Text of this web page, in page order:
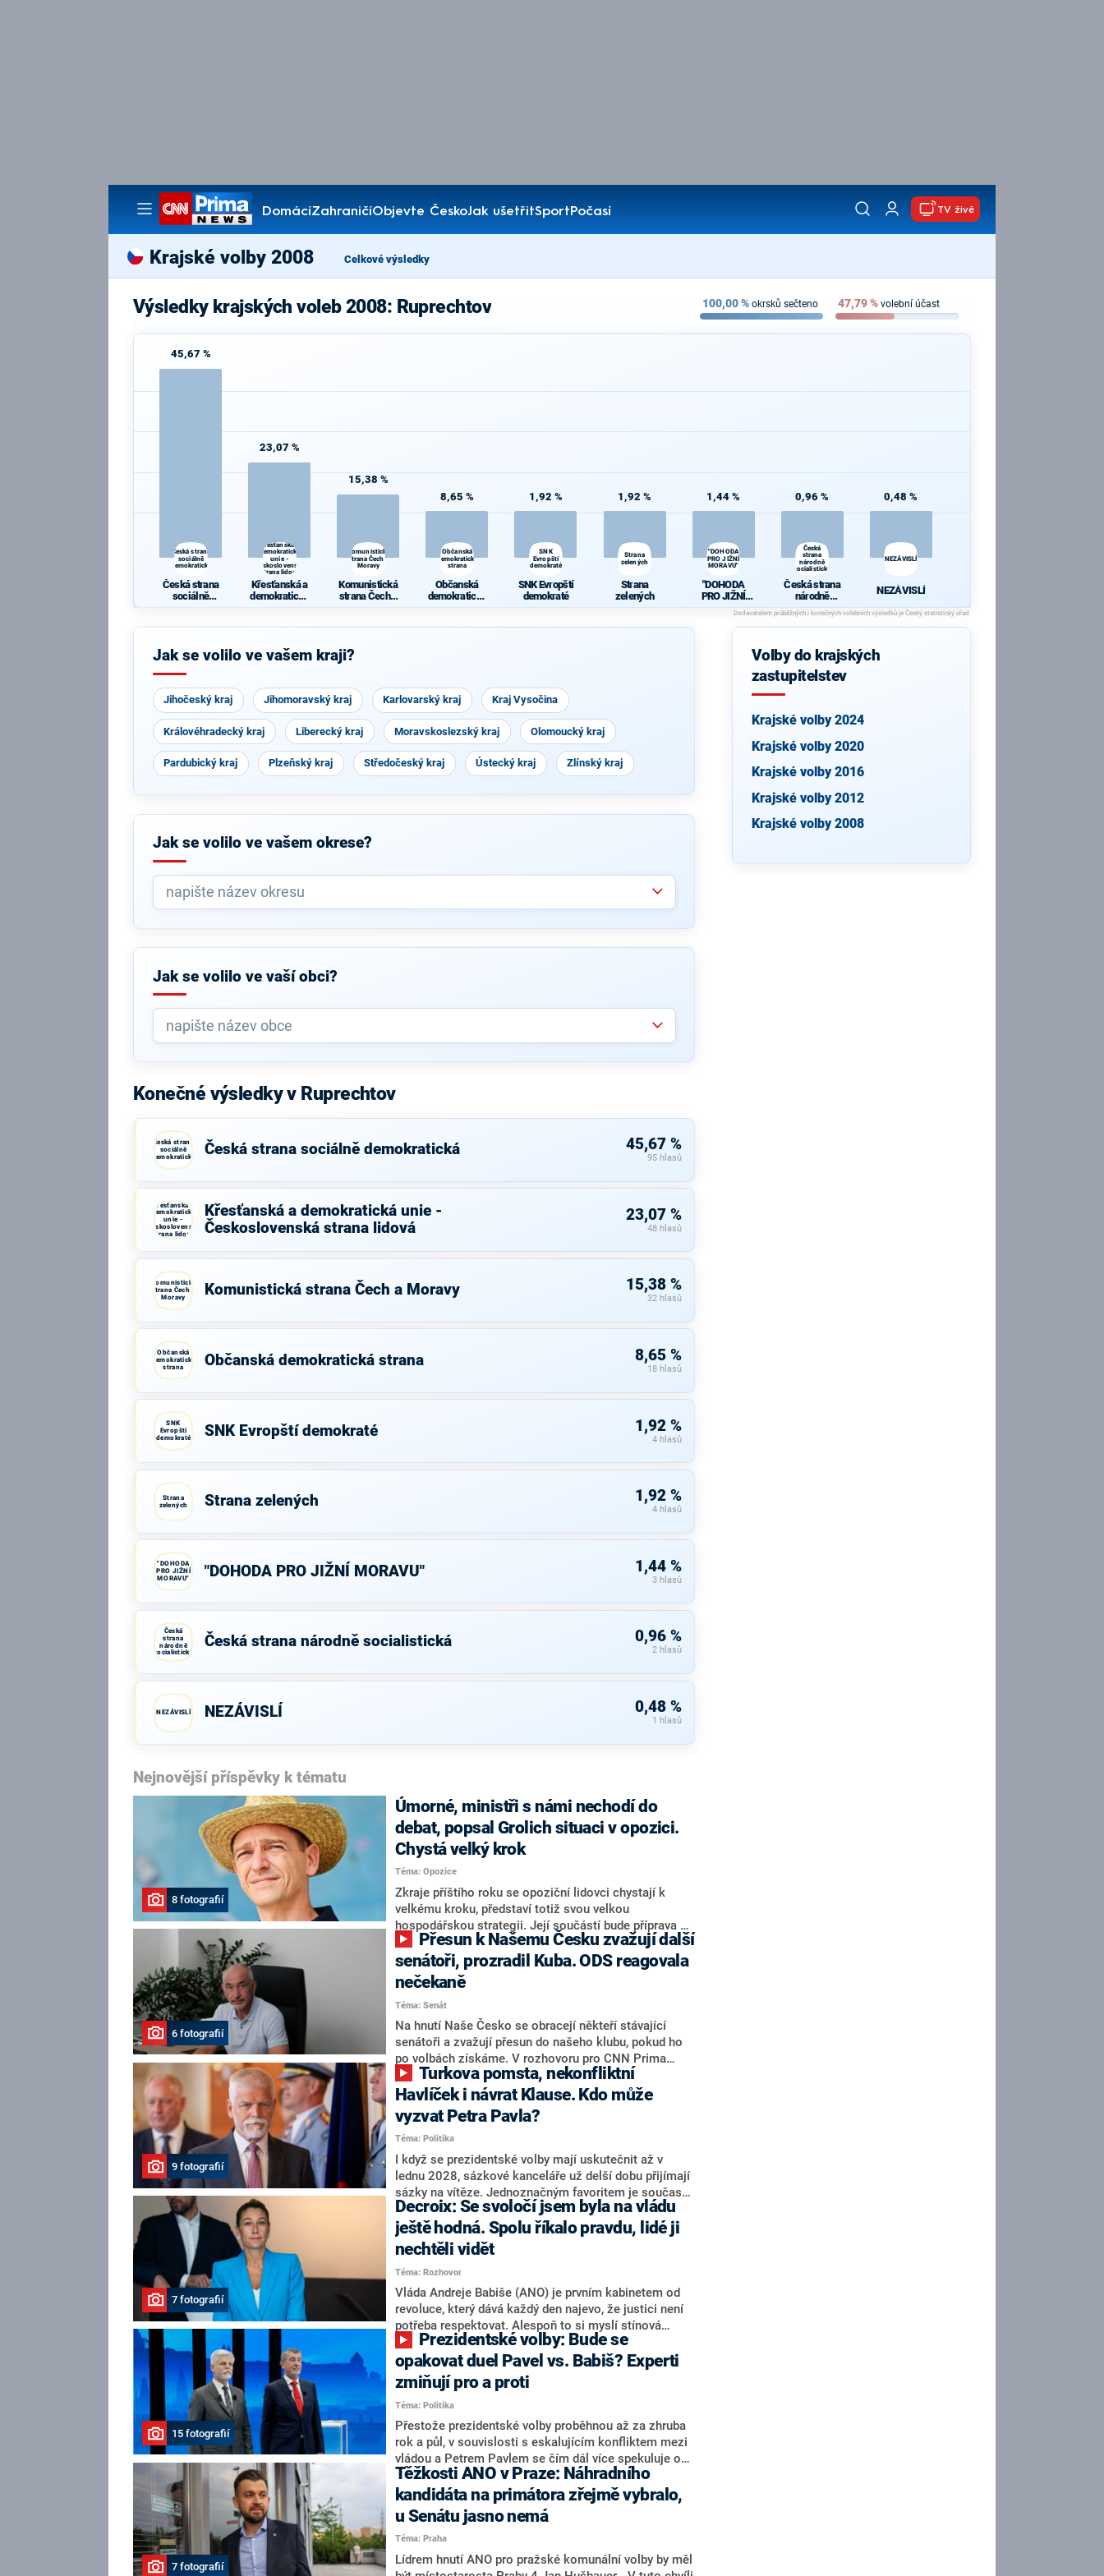
DomácíZahraničíObjevte ČeskoJak ušetřitSportPočasí
Pořady
TV živě
Krajské volby 2008 Celkové výsledky
Výsledky krajských voleb 2008: Ruprechtov 100,00% okrsků sečteno 47,79% volební účast
45,67 %
Česká strana
sociálně
demokratická
Česká strana
sociálně
23,07 %
Křesťanská a
demokratická
unie -
Československá
strana lidová
Křesťanská a
demokratická
ká strana
15,38 %
Komunistická
strana Čech a
Moravy
Komunistická
strana Čech a
8,65 %
Občanská
demokratická
strana
Občanská
demokratická
1,92 %
SNK
Evropští
demokraté
SNK Evropští
demokraté
1,92 %
Strana
zelených
Strana
zelených
1,44 %
"DOHODA
PRO JIŽNÍ
MORAVU"
"DOHODA
PRO JIŽNÍ
MORAVU"
0,96 %
Česká
strana
národně
socialistická
Česká strana
národně
socialistická
0,48 %
NEZÁVISLÍ
NEZÁVISLÍ
Jak se volilo ve vašem kraji?
Jihočeský kraj Jihomoravský kraj Karlovarský kraj Kraj Vysočina
Královéhradecký kraj Liberecký kraj Moravskoslezský kraj Olomoucký kraj
Pardubický kraj Plzeňský kraj Středočeský kraj Ústecký kraj Zlínský kraj
Jak se volilo ve vašem okrese?
Jak se volilo ve vaší obci?
Konečné výsledky v Ruprechtov
Česká strana
sociálně
demokratická
Česká strana sociálně demokratická 45,67 %
95 hlasů
Křesťanská a
demokratická
unie -
Československá
strana lidová
Křesťanská a demokratická unie -
Československá strana lidová
23,07 %
48 hlasů
Komunistická
strana Čech a
Moravy
Komunistická strana Čech a Moravy 15,38 %
32 hlasů
Občanská
demokratická
strana
Občanská demokratická strana 8,65 %
18 hlasů
SNK
Evropští
demokraté
SNK Evropští demokraté 1,92 %
4 hlasů
Strana
zelených
Strana zelených 1,92 %
4 hlasů
"DOHODA
PRO JIŽNÍ
MORAVU"
"DOHODA PRO JIŽNÍ MORAVU" 1,44 %
3 hlasů
Česká
strana
národně
socialistická
Česká strana národně socialistická 0,96 %
2 hlasů
NEZÁVISLÍ NEZÁVISLÍ 0,48 %
1 hlasů
Nejnovější příspěvky k tématu
8 fotografií
Úmorné, ministři s námi nechodí do
debat, popsal Grolich situaci v opozici.
Chystá velký krok
Téma: Opozice
Zkraje příštího roku se opoziční lidovci chystají k
velkému kroku, představí totiž svou velkou
hospodářskou strategii. Její součástí bude příprava na
stárnutí populace, řekl ve středu na setkání s novináři
nový předseda lidovců Jan Grolich. Ten zároveň v
senátních volbách kandiduje ve Vyškově. Popsal i
aktivitu opozice, o níž vládní strany nebo političtí
komentátoři mluví jako o slabé a v defenzivě. „Je to
úmorná práce upozorňovat na chyby vlády. Ministři s
námi navíc nechodí do debat. Chceme ale ukazovat
svoje témata,“ odpověděl Grolich na dotaz CNN Prima
NEWS.
6 fotografií
senátoři, prozradil Kuba. ODS reagovala
nečekaně
Téma: Senát
Na hnutí Naše Česko se obracejí někteří stávající
senátoři a zvažují přesun do našeho klubu, pokud ho
po volbách získáme. V rozhovoru pro CNN Prima
NEWS to řekl zakladatel hnutí a jihočeský hejtman
Martin Kuba. Konkrétní nebyl, ale získat by takto mohl
například senátora Zdeňka Hrabu, který je dnes
součástí klubu ODS a TOP 09. Hraba to na dotaz
redakce nevyloučil. Předseda klubu senátorů ODS
Zdeněk Nytra redakci řekl, že počítá s odchodem
některých senátorů z klubu a že Naše Česko není
nepřítel, ale soupeř.
9 fotografií
Havlíček i návrat Klause. Kdo může
vyzvat Petra Pavla?
Téma: Politika
I když se prezidentské volby mají uskutečnit až v
lednu 2028, sázkové kanceláře už delší dobu přijímají
sázky na vítěze. Jednoznačným favoritem je současná
hlava státu Petr Pavel. Daleko za ním pak bookmakeři
zmiňují dva výrazné politiky ANO, tedy premiéra
Andreje Babiše a ministra průmyslu Karla Havlíčka.
Oblíbeným tipem samotných sázkařů je poslanec za
Motoristy Filip Turek. Politolog Jan Kubáček nicméně
o případné kandidatuře kohokoliv ze zmíněné trojice
značně pochybuje. Podle něj současná koalice dosud
nemá osobu, která by Pavlovi mohla konkurovat.
7 fotografií
Decroix: Se svoločí jsem byla na vládu
ještě hodná. Spolu říkalo pravdu, lidé ji
nechtěli vidět
Téma: Rozhovor
Vláda Andreje Babiše (ANO) je prvním kabinetem od
revoluce, který dává každý den najevo, že justici není
potřeba respektovat. Alespoň to si myslí stínová
ministryně spravedlnosti ODS Eva Decroix. V
rozhovoru pro CNN Prima NEWS si nebrala servítky
ohledně politického výkonu svého nástupce Jeronýma
Tejce (za ANO) či vládní zmocněnkyně pro lidská
práva Taťány Malé (ANO). Označením „svoloč“ na
adresu vlády prý byla ještě hodná. Decroix se také
vrátila k volební porážce koalice Spolu či promluvila o
hnutí Naše Česko Martina Kuby.
15 fotografií
opakovat duel Pavel vs. Babiš? Experti
zmiňují pro a proti
Téma: Politika
Přestože prezidentské volby proběhnou až za zhruba
rok a půl, v souvislosti s eskalujícím konfliktem mezi
vládou a Petrem Pavlem se čím dál více spekuluje o
tom, koho by do bitvy o Hrad mohla vyslat současná
koalice. Někteří političtí komentátoři znovu vytahují
jméno premiéra Andreje Babiše (ANO). Jak moc je
pravděpodobné, že se v prezidentských volbách 2028
bude znovu opakovat souboj z roku 2023?
7 fotografií
Těžkosti ANO v Praze: Náhradního
kandidáta na primátora zřejmě vybralo,
u Senátu jasno nemá
Téma: Praha
Lídrem hnutí ANO pro pražské komunální volby by měl
Volby do krajských
zastupitelstev
Krajské volby 2024
Krajské volby 2020
Krajské volby 2016
Krajské volby 2012
Krajské volby 2008